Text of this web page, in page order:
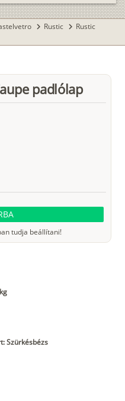
chevron_right Rustic chevron_right Rustic
padlólap
tudja beállítani!
Szürkésbézs